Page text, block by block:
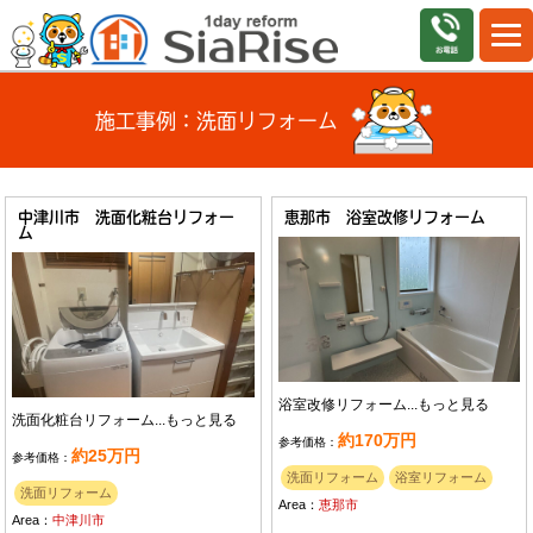
施工事例：洗面リフォーム
中津川市 洗面化粧台リフォー
ム
洗面化粧台リフォーム...もっと見る
参考価格：約25万円
洗面リフォーム
Area：中津川市
恵那市 浴室改修リフォーム
浴室改修リフォーム...もっと見る
参考価格：約170万円
洗面リフォーム
浴室リフォーム
Area：恵那市